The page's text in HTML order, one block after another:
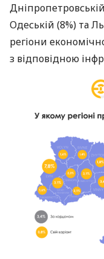
Дніпропетровській
Одеській (8%) та
регіони
з відповідною